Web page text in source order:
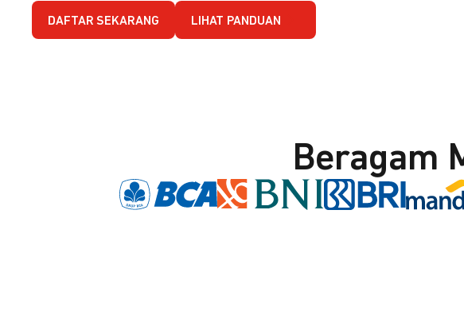
DAFTAR SEKARANG LIHAT PANDUAN
Beragam